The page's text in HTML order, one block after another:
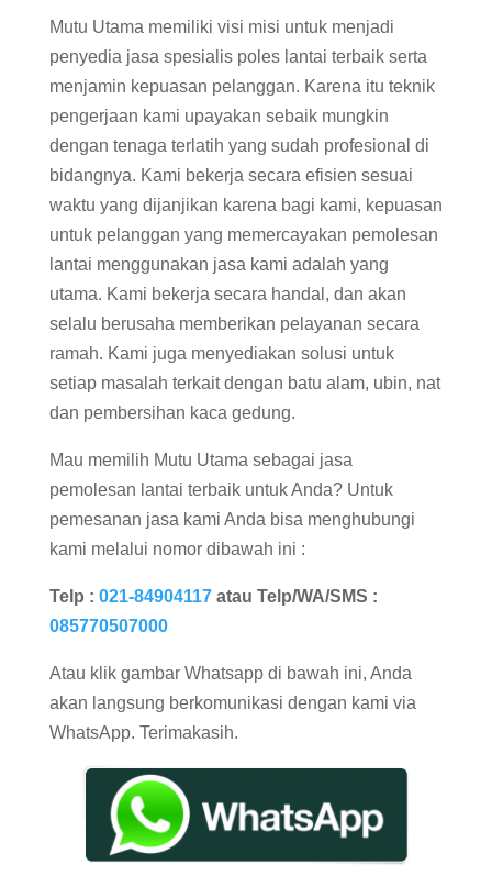
Mutu Utama memiliki visi misi untuk menjadi
penyedia jasa spesialis poles lantai terbaik serta
menjamin kepuasan pelanggan. Karena itu teknik
pengerjaan kami upayakan sebaik mungkin
dengan tenaga terlatih yang sudah profesional di
bidangnya. Kami bekerja secara efisien sesuai
waktu yang dijanjikan karena bagi kami, kepuasan
untuk pelanggan yang memercayakan pemolesan
lantai menggunakan jasa kami adalah yang
utama. Kami bekerja secara handal, dan akan
selalu berusaha memberikan pelayanan secara
ramah. Kami juga menyediakan solusi untuk
setiap masalah terkait dengan batu alam, ubin, nat
dan pembersihan kaca gedung.
Mau memilih Mutu Utama sebagai jasa
pemolesan lantai terbaik untuk Anda? Untuk
pemesanan jasa kami Anda bisa menghubungi
kami melalui nomor dibawah ini :
Telp : 021-84904117atau Telp/WA/SMS :
085770507000
Atau klik gambar Whatsapp di bawah ini, Anda
akan langsung berkomunikasi dengan kami via
WhatsApp. Terimakasih.